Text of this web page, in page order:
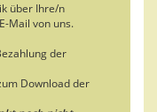
über Ihre/n
Mail von uns.
der
Download der